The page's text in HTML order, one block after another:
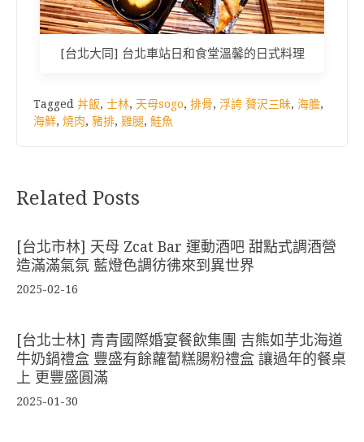
[台北大同] 台北車站日和食堂溫馨的日式料理
Tagged 丼飯, 士林, 天母sogo, 排骨, 浮誇 贅沢三昧, 海膽,
海鮮, 燒肉, 豬排, 雞腿, 鮭魚
Related Posts
[台北市林] 天母 Zcat Bar 運動酒吧 甜點式調酒營
造滿滿氣氛 藍燈色調彷彿來到異世界
2025-02-16
[台北士林] 青青國際婚宴餐飲集團 吉熊如芋北海道
牛奶鍋禮盒 豐盛有餘蘿蔔糕腸粉禮盒 讓過年的餐桌
上 更豐盛圓滿
2025-01-30